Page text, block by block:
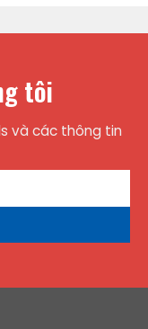
tôi
và các thông tin